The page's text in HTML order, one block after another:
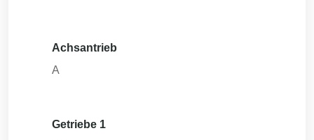
Achsantrieb
A
Getriebe 1